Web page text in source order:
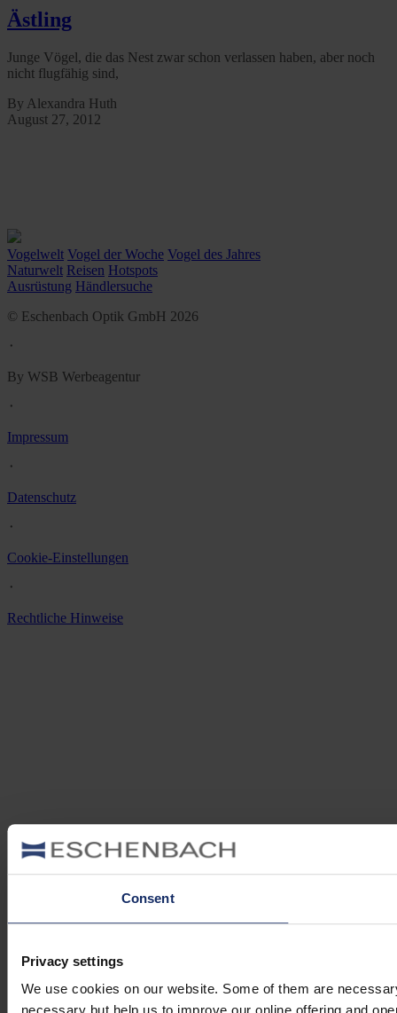
Consent
Privacy settings
We use cookies on our website. Some of them are
Ästling
Junge Vögel, die das Nest zwar schon verlassen haben, aber noch
nicht flugfähig sind,
By Alexandra Huth
August 27, 2012
Vogelwelt Vogel der Woche Vogel des Jahres
Naturwelt Reisen Hotspots
Ausrüstung Händlersuche
© Eschenbach Optik GmbH 2026
᛫
By WSB Werbeagentur
᛫
Impressum
᛫
Datenschutz
᛫
Cookie-Einstellungen
᛫
Rechtliche Hinweise